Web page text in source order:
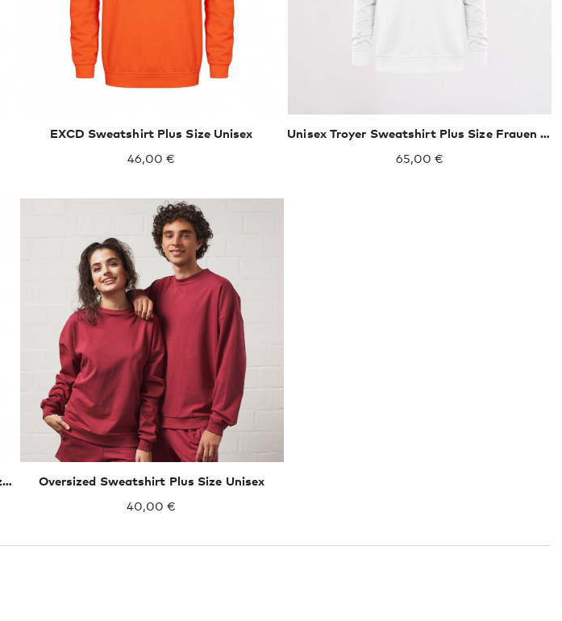
EXCD Sweatshirt Plus Size Unisex
46,00 €
Unisex Troyer Sweatshirt Plus Size Frauen und Männer
65,00 €
Recycled Fleece Troyer Sweatshirt Plus Size Männer
XXXL
Oversized Sweatshirt Plus Size Unisex
40,00 €